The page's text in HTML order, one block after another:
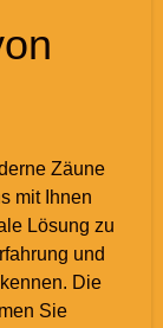
Zäune
mit Ihnen
Lösung zu
und
Die
Sie